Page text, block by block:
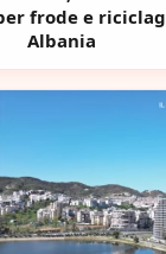
frode e
Albania